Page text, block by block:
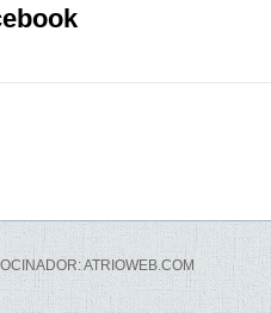
ATRIOWEB.COM